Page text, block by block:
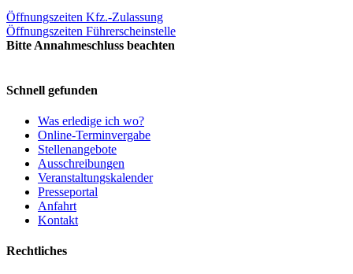
Öffnungszeiten Kfz.-Zulassung
Öffnungszeiten Führerscheinstelle
Bitte Annahmeschluss beachten
Schnell gefunden
Was erledige ich wo?
Online-Terminvergabe
Stellenangebote
Ausschreibungen
Veranstaltungskalender
Presseportal
Anfahrt
Kontakt
Rechtliches